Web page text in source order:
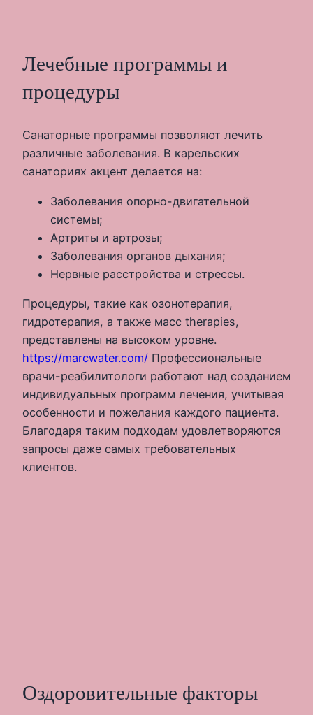
Лечебные программы и
процедуры
Санаторные программы позволяют лечить
различные заболевания. В карельских
санаториях акцент делается на:
Заболевания опорно-двигательной
системы;
Артриты и артрозы;
Заболевания органов дыхания;
Нервные расстройства и стрессы.
Процедуры, такие как озонотерапия,
гидротерапия, а также масс therapies,
представлены на высоком уровне.
https://marcwater.com/ Профессиональные
врачи-реабилитологи работают над созданием
индивидуальных программ лечения, учитывая
особенности и пожелания каждого пациента.
Благодаря таким подходам удовлетворяются
запросы даже самых требовательных
клиентов.
Оздоровительные факторы